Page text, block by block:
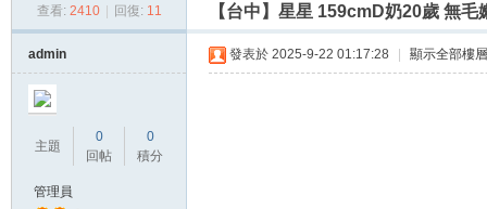
索
› › ›
查看: 2410 回復: 11 【台中】星星 159cmD奶20歲 無毛
admin
主題
0
回帖
0
積分
管理員
發表於 2025-9-22 01:17:28 顯示全部樓層